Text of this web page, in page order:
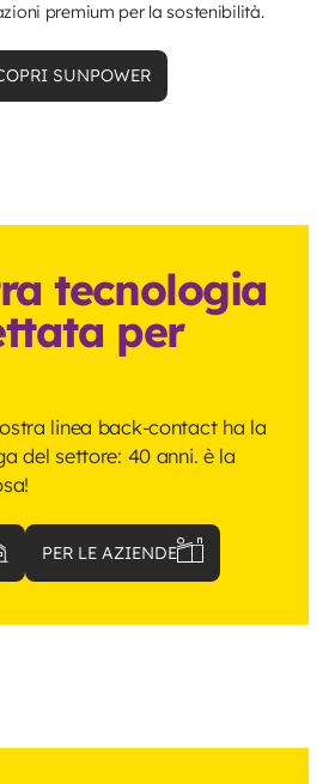
premium per la sostenibilità.
SUNPOWER
tecnologia
per
linea back-contact ha la
del settore: 40 anni. è la
PER LE AZIENDE